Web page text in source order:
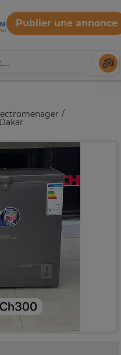
Publier une annonce
Dakar